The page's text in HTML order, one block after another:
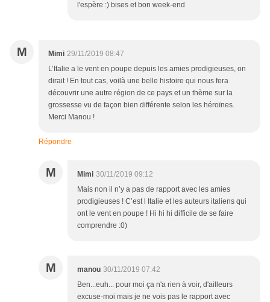
l'espère :) bises et bon week-end
M Mimi 29/11/2019 08:47
L’Italie a le vent en poupe depuis les amies prodigieuses, on
dirait ! En tout cas, voilà une belle histoire qui nous fera
découvrir une autre région de ce pays et un thème sur la
grossesse vu de façon bien différente selon les héroïnes.
Merci Manou !
Répondre
M Mimi 30/11/2019 09:12
Mais non il n’y a pas de rapport avec les amies
prodigieuses ! C’est l Italie et les auteurs italiens qui
ont le vent en poupe ! Hi hi hi difficile de se faire
comprendre :0)
M manou 30/11/2019 07:42
Ben...euh... pour moi ça n'a rien à voir, d'ailleurs
excuse-moi mais je ne vois pas le rapport avec